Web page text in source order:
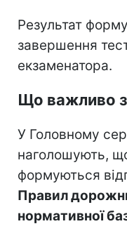
Результат
завершення
екзаменатора.
Що важливо
У Головному
наголошують, що
формуються
Правил
нормативної